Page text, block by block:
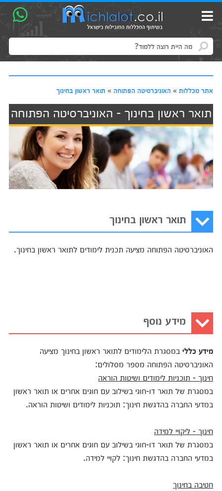
אתר מכללות» האוניברסיטה הפתוחה» תואר ראשון בחינוך
תואר ראשון בחינוך - האוניברסיטה הפתוחה
תואר ראשון בחינוך
האוניברסיטה הפתוחה מציעה תכנית לימודים לתואר ראשון בחינוך.
מידע נוסף
מידע כלליבמסגרת הלימודים לתואר ראשון בחינוך מציעה
האוניברסיטה הפתוחה מספר מסלולים:
חינוך - תוכניות לימודים ושיטות הוראה
במסגרת של תואר דו-חוגי בשילוב עם חוגים אחרים או תואר ראשון
במדעי החברה בהדגשת חינוך: תוכניות לימודים ושיטות הוראה.
חינוך - ליקויי למידה
במסגרת של תואר דו-חוגי בשילוב עם חוגים אחרים או תואר ראשון
במדעי החברה בהדגשת חינוך: לקויי למידה.
חטיבה בחינוך